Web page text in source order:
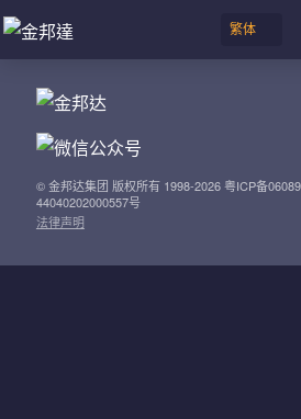
© 金邦达集团 版权所有 1998-2026 粤ICP备
44040202000557号
法律声明